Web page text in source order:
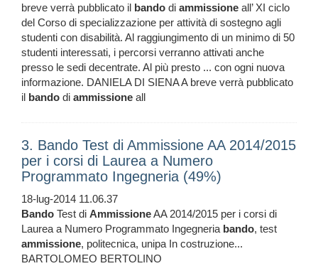
breve verrà pubblicato il bando di ammissione all’ XI ciclo
del Corso di specializzazione per attività di sostegno agli
studenti con disabilità. Al raggiungimento di un minimo di 50
studenti interessati, i percorsi verranno attivati anche
presso le sedi decentrate. Al più presto ... con ogni nuova
informazione. DANIELA DI SIENA A breve verrà pubblicato
il bando di ammissione all
3. Bando Test di Ammissione AA 2014/2015
per i corsi di Laurea a Numero
Programmato Ingegneria (49%)
18-lug-2014 11.06.37
Bando Test di AmmissioneAA 2014/2015 per i corsi di
Laurea a Numero Programmato Ingegneria bando, test
ammissione, politecnica, unipa In costruzione...
BARTOLOMEO BERTOLINO